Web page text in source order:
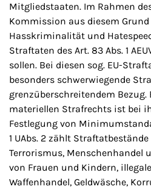
Mitgliedstaaten. Im Rahmen
Kommission aus diesem
Hasskriminalität und
Straftaten des Art. 83 Abs. 1
sollen. Bei diesen sog. EU-
besonders schwerwiegende
grenzüberschreitendem
materiellen Strafrechts ist bei
Festlegung von
1 UAbs. 2 zählt
Terrorismus, Menschenhandel
von Frauen und Kindern,
Waffenhandel, Geldwäsche,